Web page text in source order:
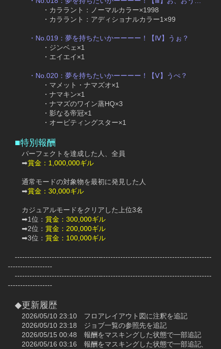
・カララント：ノーマルカラー×1998
・カララント：アディショナルカラー1×99
・No.019：夢を持ちたいかーーーー！【Ⅳ】うぉ？
・ジンベェ×1
・エイエイ×1
・No.020：夢を持ちたいかーーーー！【Ⅴ】うぺ？
・マメット・ナマズオ×1
・ナマキン×1
・ナマズのワイン蒸HQ×3
・影なる帝冠×1
・オービティングスター×1
■特別報酬
パーフェクトを達成した人、全員
➡賞金：1,000,000ギル
通常モードの対象物を最初に発見した人
➡賞金：30,000ギル
カジュアルモードをクリアした上位3名
➡1位： 賞金：300,000ギル
➡2位： 賞金：200,000ギル
➡3位： 賞金：100,000ギル
--------------------------------------------------------------------------------
------------------
--------------------------------------------------------------------------------
------------------
◆更新履歴
2026/05/10 23:10　フロアレイアウト図に注釈を追記
2026/05/10 23:18　ジョブ一覧の参照先を追記
2026/05/15 00:48　報酬をマスキングした状態で一部追記
2026/05/16 03:16　報酬をマスキングした状態で一部追記、